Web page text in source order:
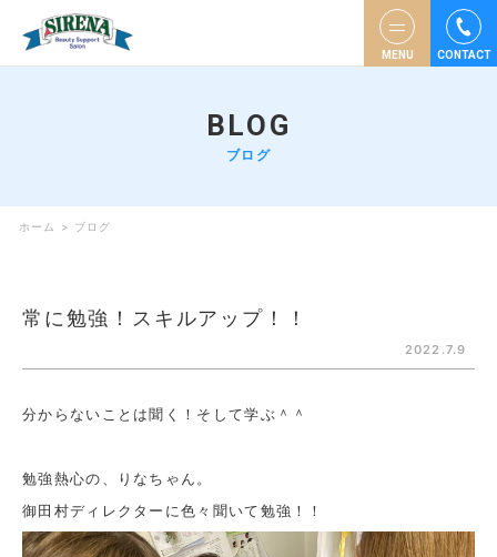
MENU CONTACT
BLOG
ブログ
ホーム > ブログ
常に勉強！スキルアップ！！
2022.7.9
分からないことは聞く！そして学ぶ＾＾
勉強熱心の、りなちゃん。
御田村ディレクターに色々聞いて勉強！！